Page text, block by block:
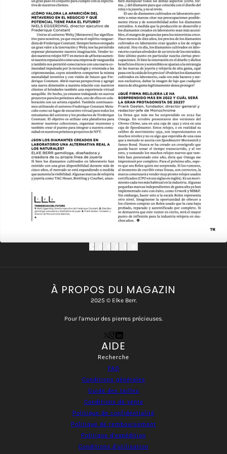
À PROPOS DU MAGAZIN
2025 © Elke Berr.
Pour l'amour des pierres précieuses.
AIDE
Recherche
FAQ
Conditions générales
Guide des tailles
Conditions de vente
Politique de confidentialité
Politique de remboursement
Politique d’expédition
Conditions d’utilisation